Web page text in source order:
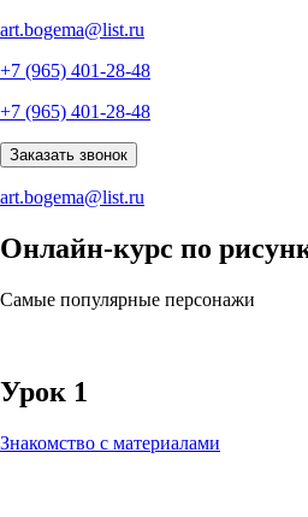
art.bogema@list.ru
+7 (965) 401-28-48
+7 (965) 401-28-48
Заказать звонок
art.bogema@list.ru
Онлайн-курс по
Самые популярные персонажи
Урок 1
Знакомство с материалами